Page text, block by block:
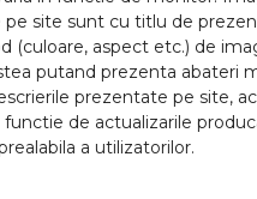
site sunt cu titlu de
(culoare, aspect etc.) de
putand prezenta abateri
prezentate pe site,
de actualizarile
a utilizatorilor.